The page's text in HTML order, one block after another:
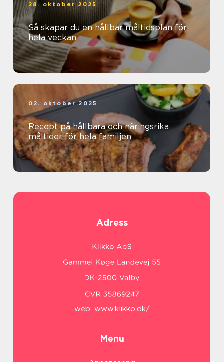
28. oktober 2025
Så skapar du en hållbar måltidsplan för
hela veckan
02. oktober 2025
Recept på hållbara och näringsrika
måltider för hela familjen
Adress
web: www.klikko.dk/
Menu